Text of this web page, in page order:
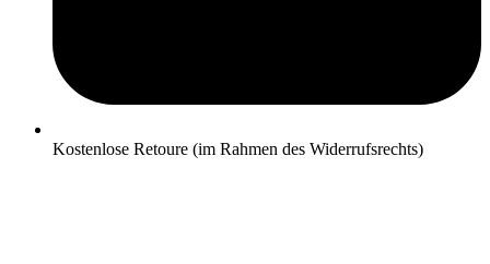
Kostenlose Retoure (im Rahmen des Widerrufsrechts)